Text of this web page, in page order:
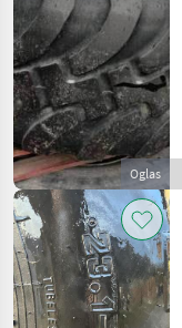
Oglas